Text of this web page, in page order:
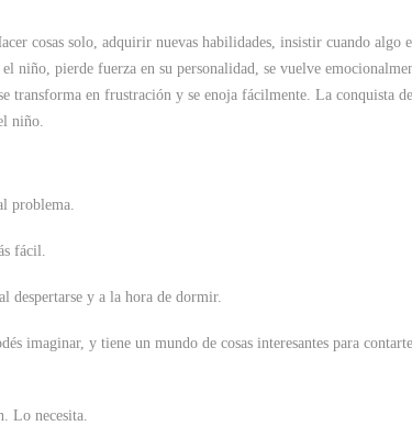
cosas solo, adquirir nuevas habilidades, insistir cuando algo
niño, pierde fuerza en su personalidad, se vuelve
transforma en frustración y se enoja fácilmente. La conquista
niño.
problema.
fácil.
despertarse y a la hora de dormir.
imaginar, y tiene un mundo de cosas interesantes para
Lo necesita.